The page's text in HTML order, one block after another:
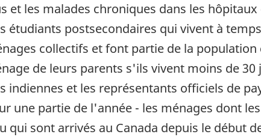
les malades chroniques dans les
étudiants postsecondaires qui vivent à
collectifs et font partie de la population
de leurs parents s'ils vivent moins de 30
indiennes et les représentants officiels de
une partie de l'année - les ménages dont
sont arrivés au Canada depuis le début